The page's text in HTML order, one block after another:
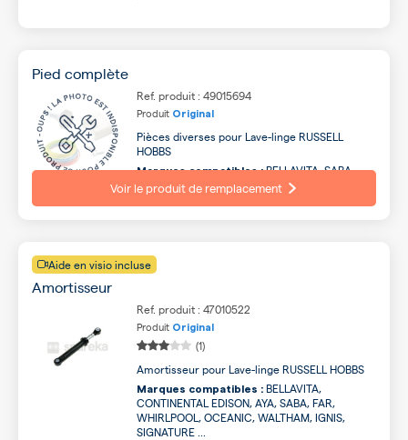
Pied complète
Ref. produit : 49015694
Produit Original
Pièces diverses pour Lave-linge RUSSELL
HOBBS
Marques compatibles :BELLAVITA, SABA,
FAR, CONTINENTAL EDISON, WHIRLPOOL, AYA,
WALTHAM, SELECLINE, SIGNATURE, BRANDT ...
Voir le produit de remplacement
Aide en visio incluse
Amortisseur
Ref. produit : 47010522
Produit Original
(1)
Amortisseur pour Lave-linge RUSSELL HOBBS
Marques compatibles : BELLAVITA,
CONTINENTAL EDISON, AYA, SABA, FAR,
WHIRLPOOL, OCEANIC, WALTHAM, IGNIS,
SIGNATURE ...